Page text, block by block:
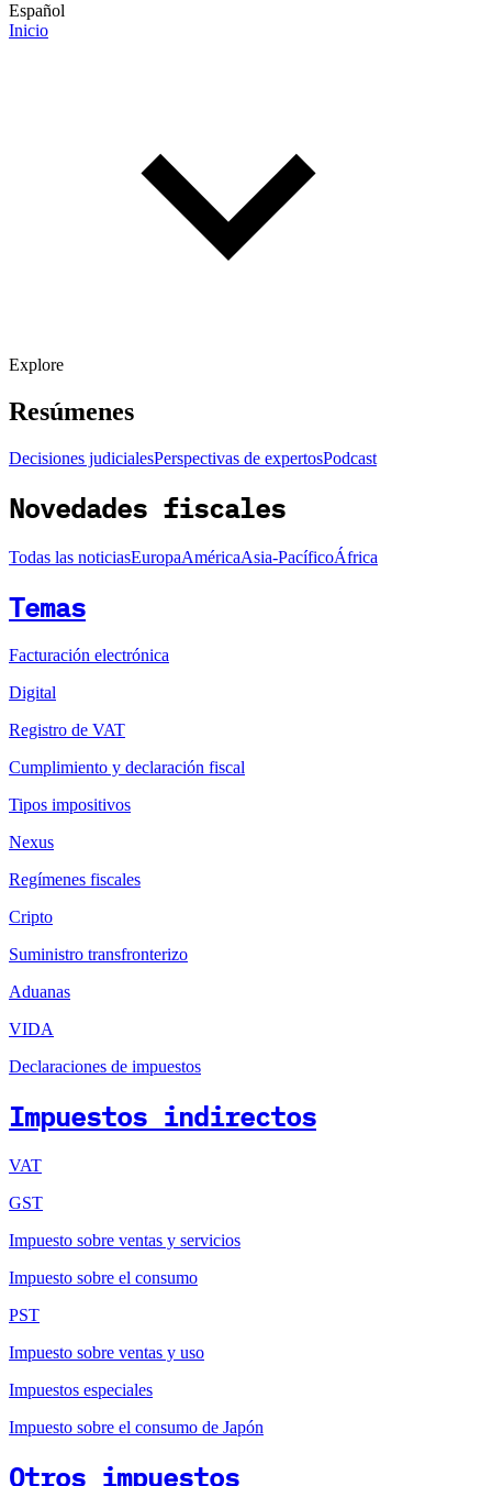
Español
Inicio
Explore
Resúmenes
Decisiones judicialesPerspectivas de expertosPodcast
Novedades fiscales
Todas las noticiasEuropaAméricaAsia-PacíficoÁfrica
Temas
Facturación electrónica
Digital
Registro de VAT
Cumplimiento y declaración fiscal
Tipos impositivos
Nexus
Regímenes fiscales
Cripto
Suministro transfronterizo
Aduanas
VIDA
Declaraciones de impuestos
Impuestos indirectos
VAT
GST
Impuesto sobre ventas y servicios
Impuesto sobre el consumo
PST
Impuesto sobre ventas y uso
Impuestos especiales
Impuesto sobre el consumo de Japón
Otros impuestos